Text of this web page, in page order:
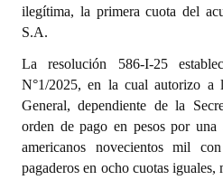
ilegítima, la primera cuota del
S.A.
La resolución 586-I-25
N°1/2025, en la cual autorizo a
General, dependiente de la
orden de pago en pesos por una
americanos novecientos mil
pagaderos en ocho cuotas iguales,